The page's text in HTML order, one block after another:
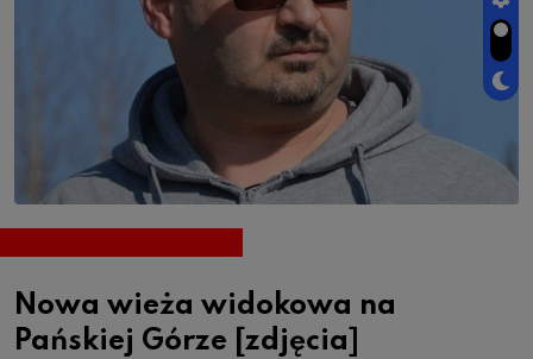
Nowa wieża widokowa na
Pańskiej Górze [zdjęcia]